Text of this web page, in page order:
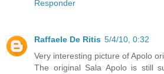
Responder
Raffaele De Ritis 5/4/10, 0:32
Very interesting picture of Apolo
The original Sala Apolo is still